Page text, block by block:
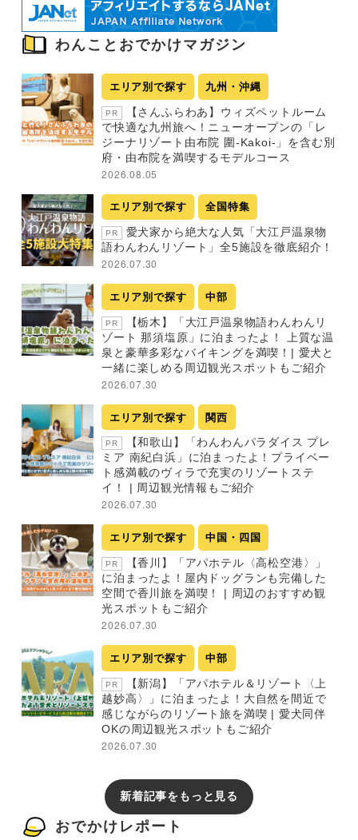
わんことおでかけマガジン
エリア別で探す 九州・沖縄
PR
【さんふらわあ】ウィズペットルーム
で快適な九州旅へ！ニューオープンの「レ
ジーナリゾート由布院 圍-Kakoi-」を含む別
府・由布院を満喫するモデルコース
2026.08.05
エリア別で探す 全国特集
PR
愛犬家から絶大な人気「大江戸温泉物
語わんわんリゾート」全5施設を徹底紹介！
2026.07.30
エリア別で探す 中部
PR
【栃木】「大江戸温泉物語わんわんリ
ゾート 那須塩原」に泊まったよ！ 上質な温
泉と豪華多彩なバイキングを満喫！| 愛犬と
一緒に楽しめる周辺観光スポットもご紹介
2026.07.30
エリア別で探す 関西
PR
【和歌山】「わんわんパラダイス プレ
ミア 南紀白浜」に泊まったよ！プライベー
ト感満載のヴィラで充実のリゾートステ
イ！ | 周辺観光情報もご紹介
2026.07.30
エリア別で探す 中国・四国
PR
【香川】「アパホテル〈高松空港〉」
に泊まったよ！屋内ドッグランも完備した
空間で香川旅を満喫！ | 周辺のおすすめ観
光スポットもご紹介
2026.07.30
エリア別で探す 中部
PR
【新潟】「アパホテル＆リゾート〈上
越妙高〉」に泊まったよ！大自然を間近で
感じながらのリゾート旅を満喫 | 愛犬同伴
OKの周辺観光スポットもご紹介
2026.07.30
新着記事をもっと見る
おでかけレポート